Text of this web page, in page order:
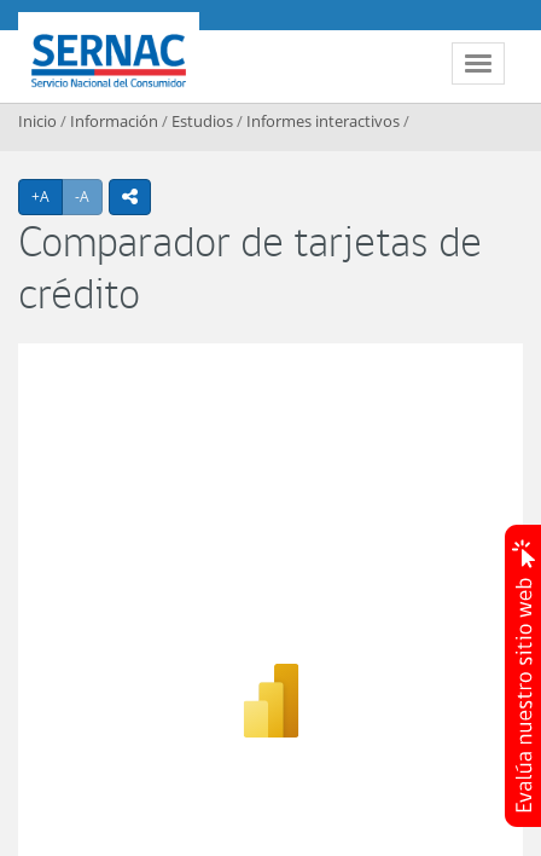
Contenido principal
Toggle
SERNAC
Inicio / Información / Estudios/ Informes interactivos/
+A Agrandar texto
-A Achicar textoicono compartir
Comparador de tarjetas de
crédito